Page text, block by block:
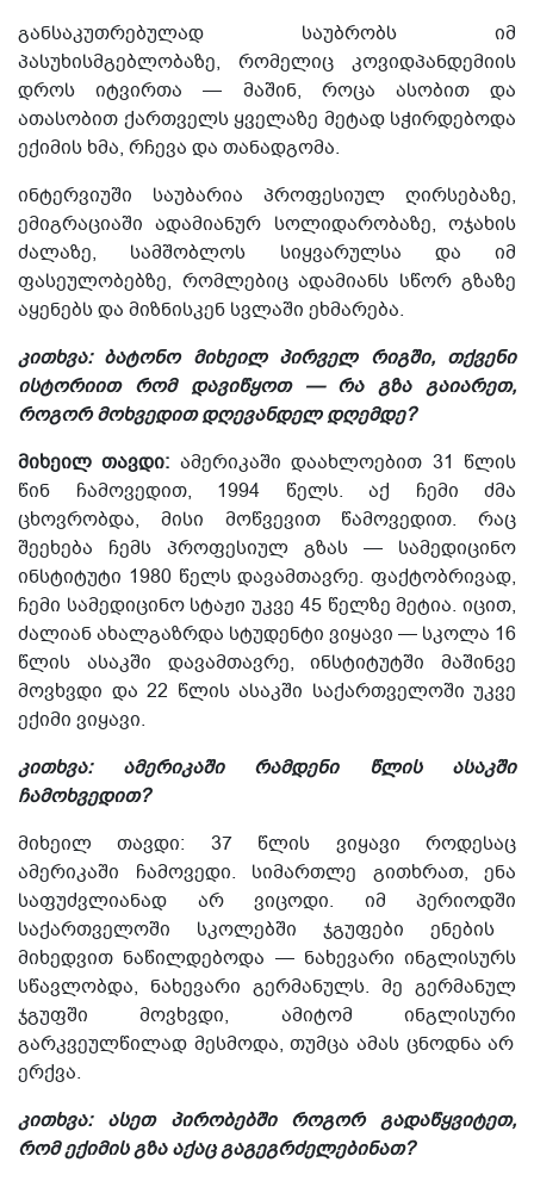
განსაკუთრებულად
საუბრობს
იმ
პასუხისმგებლობაზე, რომელიც
კოვიდპანდემიის
დროს
იტვირთა — მაშინ, როცა ასობით
და
ათასობით ქართველს ყველაზე მეტად სჭირდებოდა
ექიმის ხმა, რჩევა და თანადგომა.
ინტერვიუში საუბარია პროფესიულ ღირსებაზე,
ემიგრაციაში ადამიანურ სოლიდარობაზე, ოჯახის
ძალაზე, სამშობლოს სიყვარულსა და იმ
ფასეულობებზე, რომლებიც ადამიანს სწორ გზაზე
აყენებს და მიზნისკენ სვლაში ეხმარება.
კითხვა: ბატონო მიხეილ პირველ რიგში, თქვენი
ისტორიით რომ დავიწყოთ — რა გზა გაიარეთ,
როგორ მოხვედით დღევანდელ დღემდე?
მიხეილ თავდი: ამერიკაში დაახლოებით 31 წლის
წინ ჩამოვედით, 1994 წელს. აქ ჩემი ძმა
ცხოვრობდა, მისი მოწვევით წამოვედით. რაც
შეეხება ჩემს პროფესიულ გზას — სამედიცინო
ინსტიტუტი 1980 წელს დავამთავრე. ფაქტობრივად,
ჩემი სამედიცინო სტაჟი უკვე 45 წელზე მეტია. იცით,
ძალიან ახალგაზრდა სტუდენტი ვიყავი — სკოლა 16
წლის ასაკში დავამთავრე, ინსტიტუტში მაშინვე
მოვხვდი და 22 წლის ასაკში საქართველოში უკვე
ექიმი ვიყავი.
კითხვა: ამერიკაში რამდენი წლის ასაკში
ჩამოხვედით?
მიხეილ თავდი: 37 წლის ვიყავი
როდესაც
ამერიკაში ჩამოვედი.
სიმართლე გითხრათ, ენა
საფუძვლიანად არ ვიცოდი.
იმ პერიოდში
საქართველოში
სკოლებში ჯგუფები ენების
მიხედვით ნაწილდებოდა — ნახევარი ინგლისურს
სწავლობდა, ნახევარი გერმანულს. მე გერმანულ
ჯგუფში მოვხვდი, ამიტომ ინგლისური
გარკვეულწილად მესმოდა, თუმცა ამას ცნოდნა არ
ერქვა.
კითხვა: ასეთ პირობებში როგორ გადაწყვიტეთ,
რომ ექიმის გზა აქაც გაგეგრძელებინათ?